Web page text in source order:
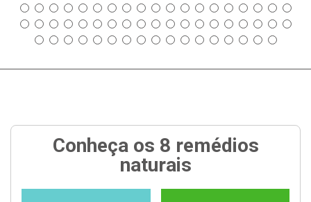
Conheça os 8 remédios
naturais